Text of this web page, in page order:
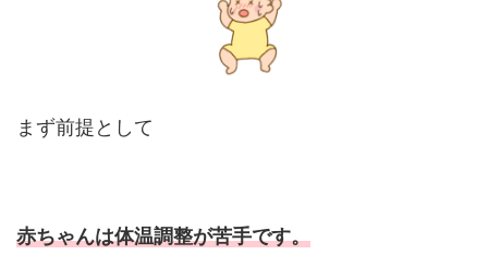
まず前提として
赤ちゃんは体温調整が苦手です。